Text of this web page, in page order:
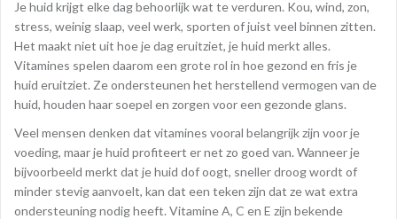
Je huid krijgt elke dag behoorlijk wat te verduren. Kou, wind, zon,
stress, weinig slaap, veel werk, sporten of juist veel binnen zitten.
Het maakt niet uit hoe je dag eruitziet, je huid merkt alles.
Vitamines spelen daarom een grote rol in hoe gezond en fris je
huid eruitziet. Ze ondersteunen het herstellend vermogen van de
huid, houden haar soepel en zorgen voor een gezonde glans.
Veel mensen denken dat vitamines vooral belangrijk zijn voor je
voeding, maar je huid profiteert er net zo goed van. Wanneer je
bijvoorbeeld merkt dat je huid dof oogt, sneller droog wordt of
minder stevig aanvoelt, kan dat een teken zijn dat ze wat extra
ondersteuning nodig heeft. Vitamine A, C en E zijn bekende